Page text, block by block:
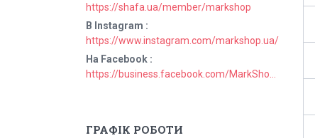
https://shafa.ua/member/markshop
В Instagram
https://www.instagram.com/markshop.ua/
На Facebook
ГРАФІК РОБОТИ